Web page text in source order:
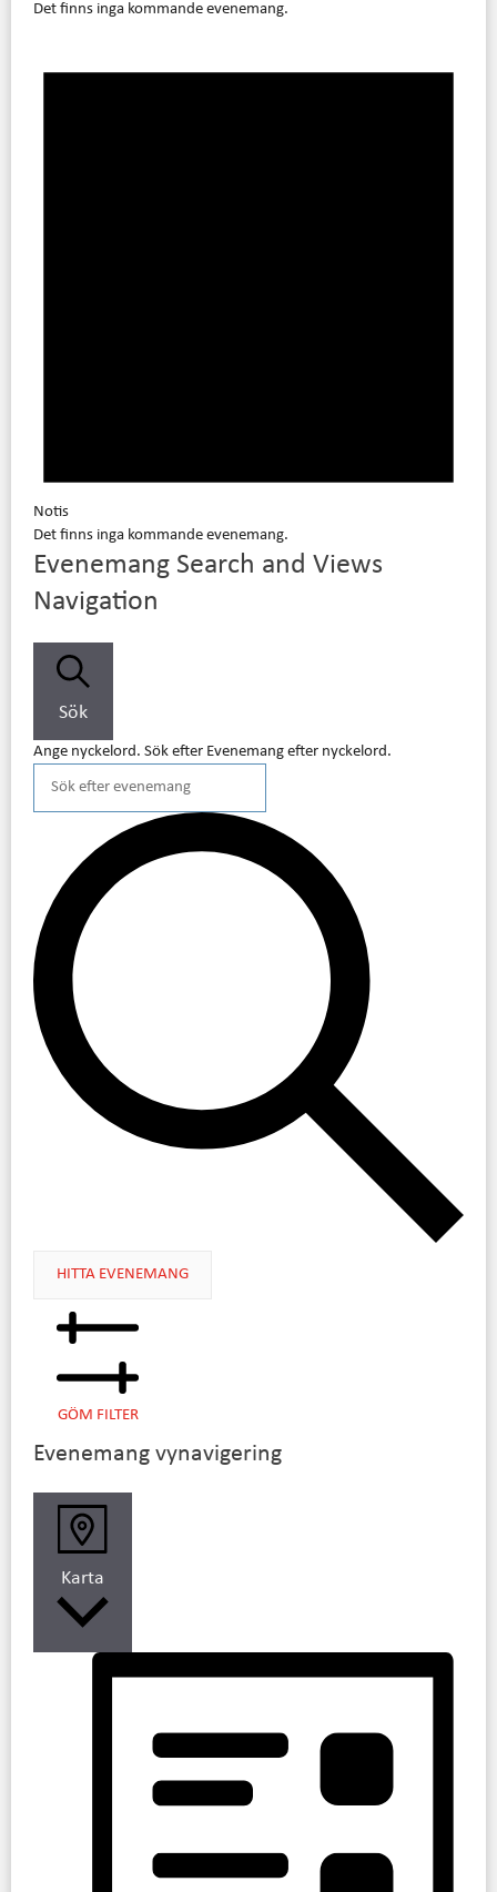
Det finns inga kommande evenemang.
Notis
Det finns inga kommande evenemang.
Evenemang Search and Views
Navigation
Sök
Ange nyckelord. Sök efter Evenemang efter nyckelord.
HITTA EVENEMANG
GÖM FILTER
Evenemang vynavigering
Karta